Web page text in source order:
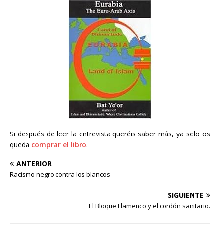
Si después de leer la entrevista queréis saber más, ya solo os
queda comprar el libro.
ANTERIOR
Racismo negro contra los blancos
SIGUIENTE
El Bloque Flamenco y el cordón sanitario.